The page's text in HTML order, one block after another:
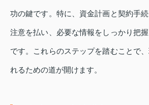
功の鍵です。特に、資金計画と契約手
注意を払い、必要な情報をしっかり把
です。これらのステップを踏むことで
れるための道が開けます。